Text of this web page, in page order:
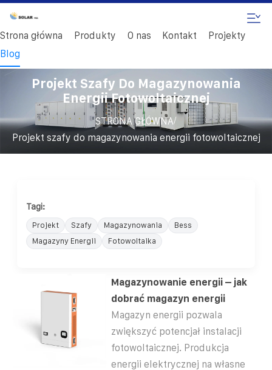
Strona główna Produkty O nas Kontakt
Projekty
Blog
Projekt Szafy Do Magazynowania
Energii Fotowoltaicznej
STRONA GŁÓWNA/
Projekt szafy do magazynowania energii fotowoltaicznej
Tagi:
Projekt Szafy Magazynowania
Bess
Magazyny Energii
Fotowoltaika
Magazynowanie energii – jak
dobrać magazyn energii
Magazyn energii pozwala
zwiększyć potencjał instalacji
fotowoltaicznej. Produkcja
energii elektrycznej na własne